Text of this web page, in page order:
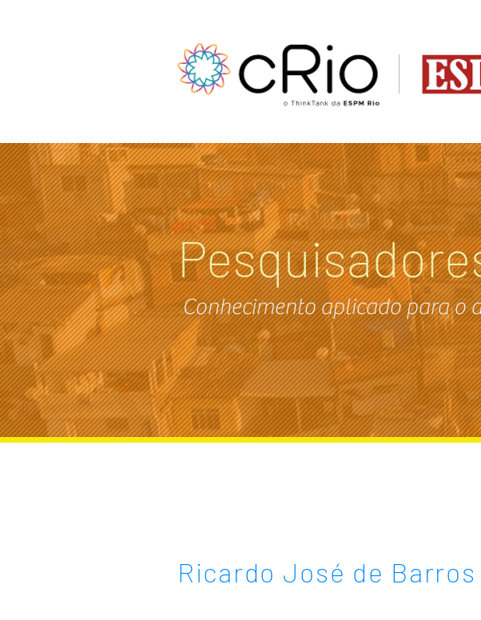
Conhecimento aplicado para o
Ricardo José de